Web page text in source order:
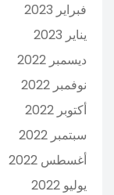
فبراير 2023
يناير 2023
ديسمبر 2022
نوفمبر 2022
أكتوبر 2022
سبتمبر 2022
أغسطس 2022
يوليو 2022